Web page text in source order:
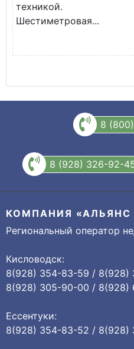
техникой.
Шестиметровая...
8
8 (928) 326-92-
КОМПАНИЯ «АЛЬЯНС
Региональный оператор
Кисловодск:
8(928) 354-83-59 / 8(928)
8(928) 305-90-00 / 8(928)
Ессентуки:
8(928) 354-83-52 / 8(928)